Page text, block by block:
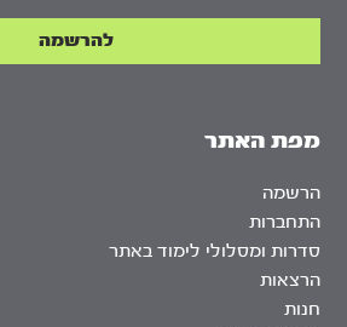
מפת האתר
הרשמה
התחברות
סדרות ומסלולי לימוד באתר
הרצאות
חנות